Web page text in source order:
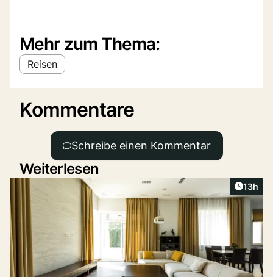
Mehr zum Thema:
Reisen
Kommentare
Schreibe einen Kommentar
Weiterlesen
Artikel
13h